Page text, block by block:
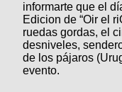
XC
Bicicletas
Viajes
Descenso
aviso
Buscar
Ultimos
Bicicletas
Bicicletas
Videos
informarte que el
Edicion de “Oir el
ruedas gordas, el
desniveles,
de los pájaros
evento.